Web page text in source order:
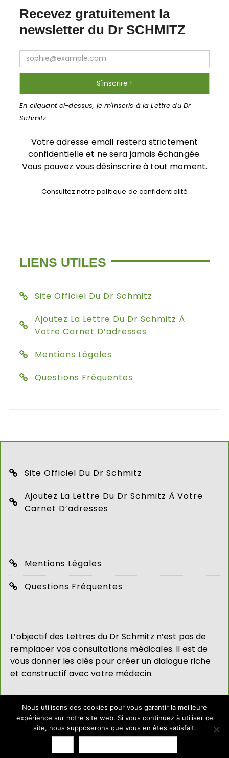
Recevez gratuitement la
newsletter du Dr SCHMITZ
En cliquant ci-dessus, je m'inscris à la Lettre du Dr
Schmitz
Votre adresse email restera strictement
confidentielle et ne sera jamais échangée.
Vous pouvez vous désinscrire à tout moment.
Consultez notre politique de confidentialité
LIENS UTILES
Site Officiel Du Dr Schmitz
Ajoutez La Lettre Du Dr Schmitz À
Votre Carnet D’adresses
Mentions Légales
Questions Fréquentes
Site Officiel Du Dr Schmitz
Ajoutez La Lettre Du Dr Schmitz À Votre
Carnet D’adresses
Mentions Légales
Questions Fréquentes
L’objectif des Lettres du Dr Schmitz n’est pas de
remplacer vos consultations médicales. Il est de
vous donner les clés pour créer un dialogue riche
et constructif avec votre médecin.
Nous utilisons des cookies pour vous garantir la meilleure
expérience sur notre site web. Si vous continuez à utiliser ce
site, nous supposerons que vous en êtes satisfait.